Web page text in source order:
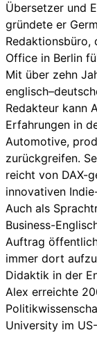
Übersetzer und
gründete er
Redaktionsbüro,
Office in Berlin
Mit über zehn
Redakteur kann
Erfahrungen in
Automotive,
zurückgreifen.
reicht von DAX-
innovativen
Auch als
Business-
Auftrag
immer dort
Didaktik in der
Alex erreichte
University im